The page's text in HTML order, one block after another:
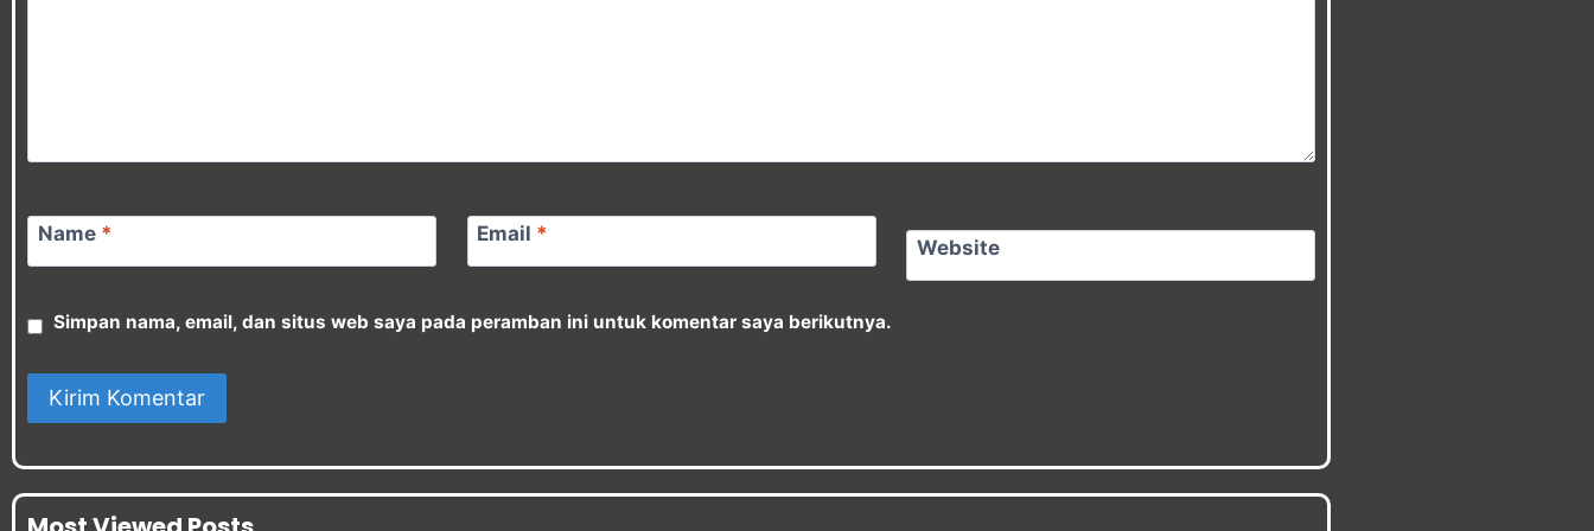
Name * Email *
Website
Simpan nama, email, dan situs web saya pada peramban ini untuk komentar saya berikutnya.